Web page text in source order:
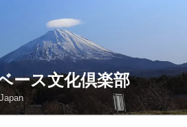
ース文化倶楽部